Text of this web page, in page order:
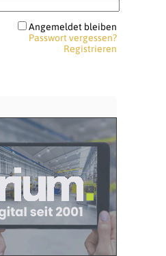
Angemeldet bleiben
Passwort vergessen?
Registrieren